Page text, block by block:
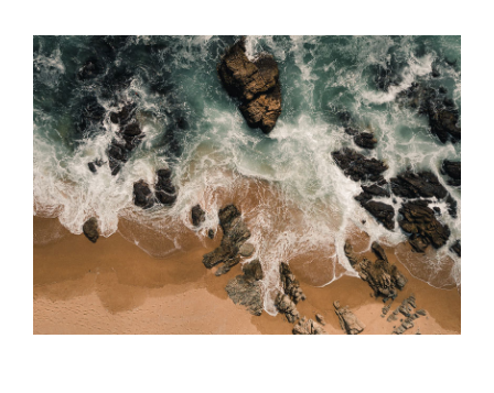
Jaunākie pārdevēji
Pirktākās preces
Raksti
Grāmatas
Gudrā māja
Mājai un remontam
Mājražotājiem